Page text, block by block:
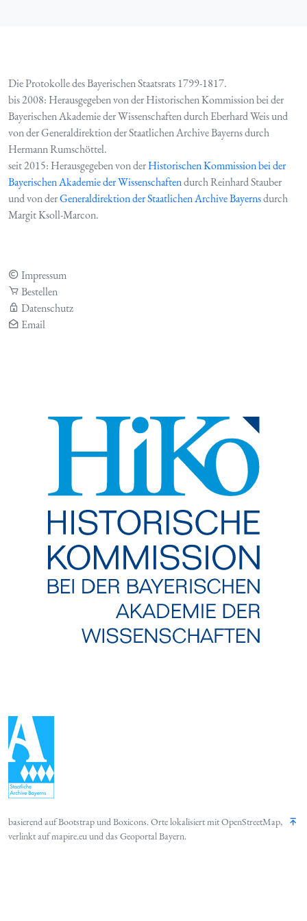
Die Protokolle des Bayerischen Staatsrats 1799-1817.
bis 2008: Herausgegeben von der Historischen Kommission bei der
Bayerischen Akademie der Wissenschaften durch Eberhard Weis und
von der Generaldirektion der Staatlichen Archive Bayerns durch
Hermann Rumschöttel.
seit 2015: Herausgegeben von derHistorischen Kommission bei der
Bayerischen Akademie der Wissenschaftendurch Reinhard Stauber
und von derGeneraldirektion der Staatlichen Archive Bayernsdurch
Margit Ksoll-Marcon.
Impressum
Bestellen
Datenschutz
Email
basierend aufBootstrapundBoxicons. Orte lokalisiert mitOpenStreetMap,
verlinkt aufmapire.euund das Geoportal Bayern.